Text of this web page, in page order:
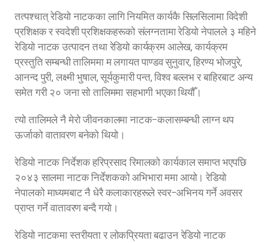
तत्पश्चात् रेडियो नाटकका लागि नियमित कार्यकै सिलसिलामा विदेशी
प्रशिक्षक र स्वदेशी प्रशिक्षकहरूको संलग्नतामा रेडियो नेपालले ३ महिने
रेडियो नाटक उत्पादन तथा रेडियो कार्यक्रम आलेख, कार्यक्रम
प्रस्तुति सम्बन्धी तालिममा म लगायत पाण्डव सुनुवार, हिरण्य भोजपुरे,
आनन्द पुरी, लक्ष्मी भुषाल, सूर्यकुमारी पन्त, विश्व बल्लभ र बाहिरबाट अन्य
समेत गरी २० जना सो तालिममा सहभागी भएका थियौँ।
त्यो तालिमले नै मेरो जीवनकालमा नाटक–कलासम्बन्धी लाग्न थप
ऊर्जाको वातावरण बनेको थियो।
रेडियो नाटक निर्देशक हरिप्रसाद रिमालको कार्यकाल समाप्त भएपछि
२०४३ सालमा नाटक निर्देशकको अभिभारा ममा आयो। रेडियो
नेपालको माध्यमबाट नै धेरै कलाकारहरूले स्वर–अभिनय गर्ने अवसर
प्राप्त गर्ने वातावरण बन्दै गयो।
रेडियो नाटकमा स्तरीयता र लोकप्रियता बढाउन रेडियो नाटक